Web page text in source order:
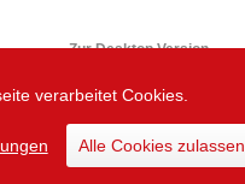
verarbeitet Cookies.
Alle Cookies zulassen
Zur Desktop Version